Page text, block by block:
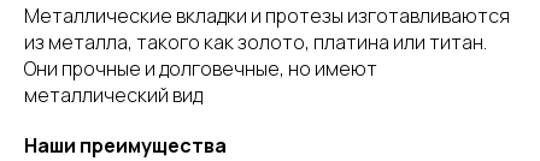
Металлические вкладки и протезы изготавливаются
из металла, такого как золото, платина или титан.
Они прочные и долговечные, но имеют
металлический вид
Наши преимущества